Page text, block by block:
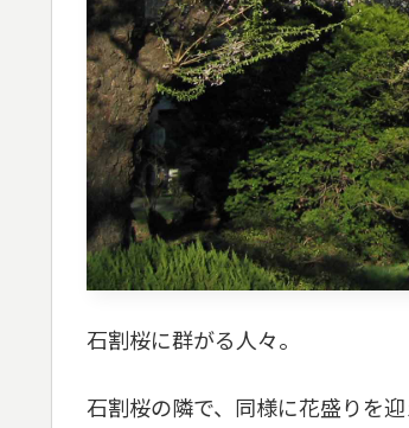
石割桜に群がる人々。
石割桜の隣で、同様に花盛りを